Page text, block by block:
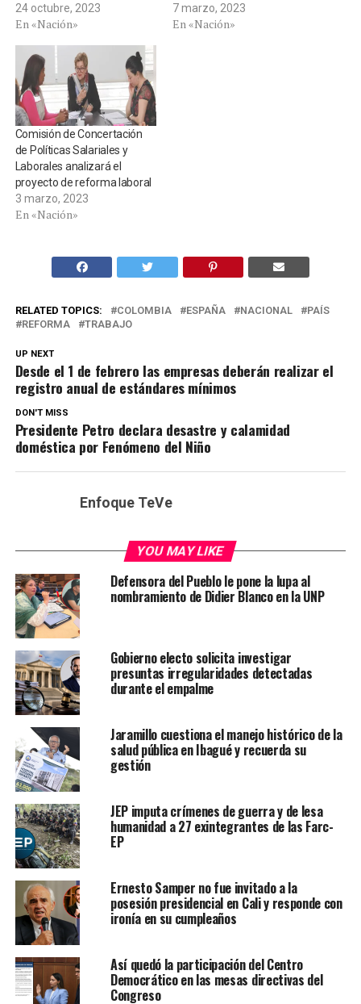
24 octubre, 2023
En «Nación»
7 marzo, 2023
En «Nación»
Comisión de Concertación
de Políticas Salariales y
Laborales analizará el
proyecto de reforma laboral
3 marzo, 2023
En «Nación»
RELATED TOPICS: COLOMBIA ESPAÑA NACIONAL
PAÍS
REFORMA
TRABAJO
UP NEXT
Desde el 1 de febrero las empresas deberán realizar el
registro anual de estándares mínimos
DON'T MISS
Presidente Petro declara desastre y calamidad
doméstica por Fenómeno del Niño
Enfoque TeVe
YOU MAY LIKE
Defensora del Pueblo le pone la lupa al
nombramiento de Didier Blanco en la UNP
Gobierno electo solicita investigar
presuntas irregularidades detectadas
durante el empalme
Jaramillo cuestiona el manejo histórico de la
salud pública en Ibagué y recuerda su
gestión
JEP imputa crímenes de guerra y de lesa
humanidad a 27 exintegrantes de las Farc-
EP
Ernesto Samper no fue invitado a la
posesión presidencial en Cali y responde con
ironía en su cumpleaños
Así quedó la participación del Centro
Democrático en las mesas directivas del
Congreso